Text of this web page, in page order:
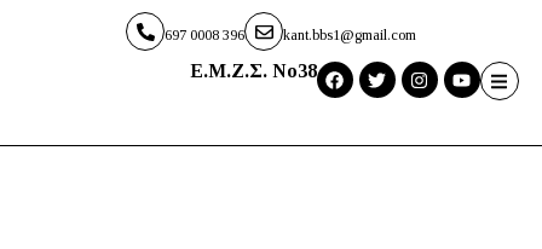
697 0008 396 kant.bbs1@gmail.com
E.M.Z.Σ. No38